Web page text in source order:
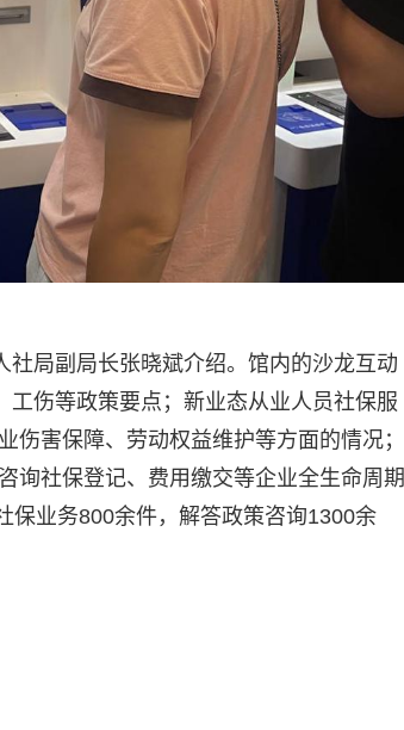
社局副局长张晓斌介绍。馆内的沙龙互动
工伤等政策要点；新业态从业人员社保服
害保障、劳动权益维护等方面的情况；
询社保登记、费用缴交等企业全生命周期
保业务800余件，解答政策咨询1300余